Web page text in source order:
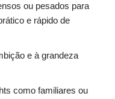
ou pesados para
e rápido de
e à grandeza
como familiares ou